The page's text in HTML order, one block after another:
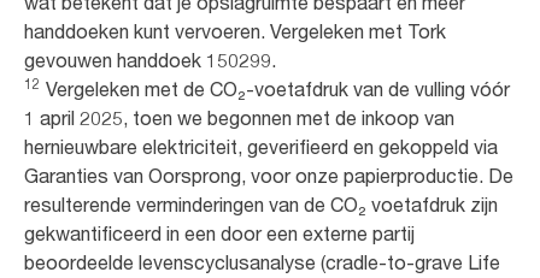
handdoeken kunt vervoeren. Vergeleken met Tork
gevouwen handdoek 150299.
12 Vergeleken met de CO₂-voetafdruk van de vulling vóór
1 april 2025, toen we begonnen met de inkoop van
hernieuwbare elektriciteit, geverifieerd en gekoppeld via
Garanties van Oorsprong, voor onze papierproductie. De
resulterende verminderingen van de CO₂ voetafdruk zijn
gekwantificeerd in een door een externe partij
beoordeelde levenscyclusanalyse (cradle-to-grave Life